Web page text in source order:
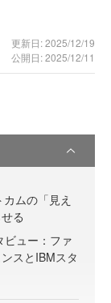
更新日: 2025/12/19
公開日: 2025/12/11
ムの「見え
る
ビュー：ファ
スとIBMスタ